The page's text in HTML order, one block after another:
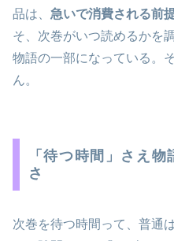
品は、 急いで消費される前
そ、次巻がいつ読めるかを
物語の一部になっている。
ん。
「待つ時間」さえ
さ
次巻を待つ時間って、普通